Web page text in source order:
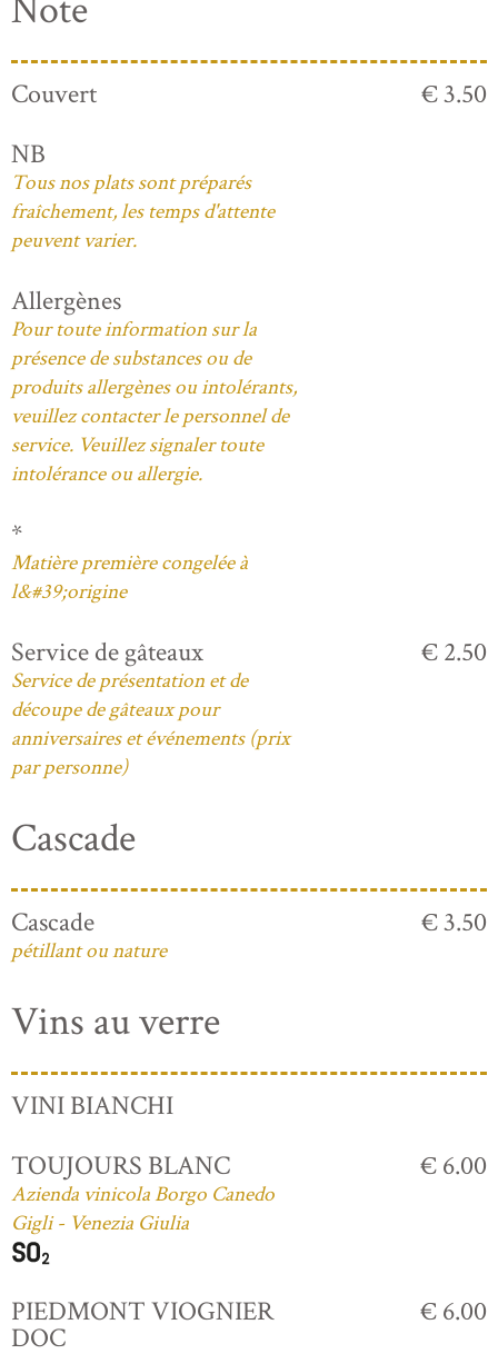
Note
Couvert
€ 3.50
NB
Tous nos plats sont préparés
fraîchement, les temps d'attente
peuvent varier.
Allergènes
Pour toute information sur la
présence de substances ou de
produits allergènes ou intolérants,
veuillez contacter le personnel de
service. Veuillez signaler toute
intolérance ou allergie.
*
Matière première congelée à
l&#39;origine
Service de gâteaux
Service de présentation et de
découpe de gâteaux pour
anniversaires et événements (prix
par personne)
€ 2.50
Cascade
Cascade
pétillant ou nature
€ 3.50
Vins au verre
VINI BIANCHI
TOUJOURS BLANC
Azienda vinicola Borgo Canedo
Gigli - Venezia Giulia
€ 6.00
PIEDMONT VIOGNIER
DOC
€ 6.00